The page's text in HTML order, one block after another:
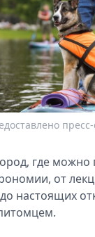
где
от
настоящих